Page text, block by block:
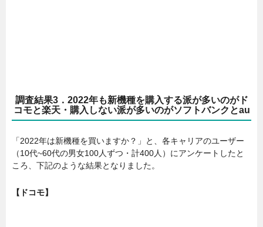
調査結果3．2022年も新機種を購入する派が多いのがド
コモと楽天・購入しない派が多いのがソフトバンクとau
「2022年は新機種を買いますか？」と、各キャリアのユーザー
（10代~60代の男女100人ずつ・計400人）にアンケートしたと
ころ、下記のような結果となりました。
【ドコモ】